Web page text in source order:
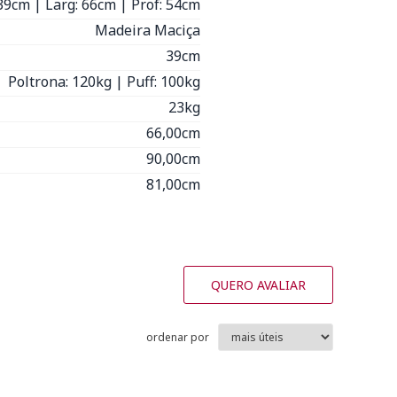
| Larg: 66cm | Prof: 54cm
Madeira Maciça
39cm
Poltrona: 120kg | Puff: 100kg
23kg
66,00cm
90,00cm
81,00cm
QUERO AVALIAR
ordenar por